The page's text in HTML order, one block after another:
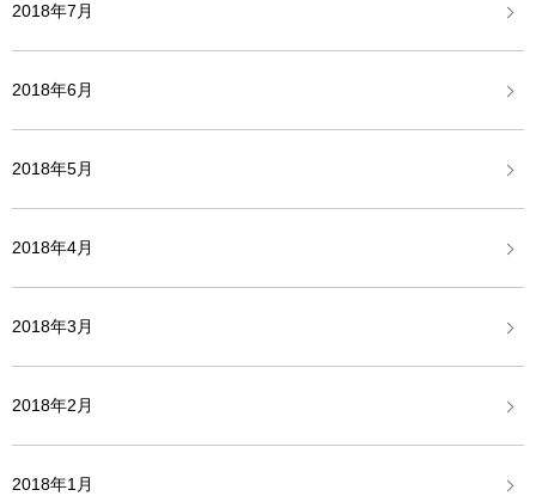
2018年7月
2018年6月
2018年5月
2018年4月
2018年3月
2018年2月
2018年1月